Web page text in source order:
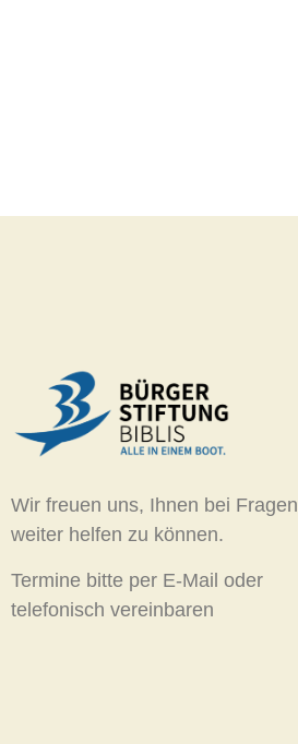
Wir freuen uns, Ihnen bei Fragen
weiter helfen zu können.
Termine bitte per E-Mail oder
telefonisch vereinbaren